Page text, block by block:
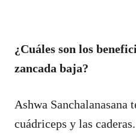
¿Cuáles son los
zancada baja?
Ashwa Sanchalanasana
cuádriceps y las